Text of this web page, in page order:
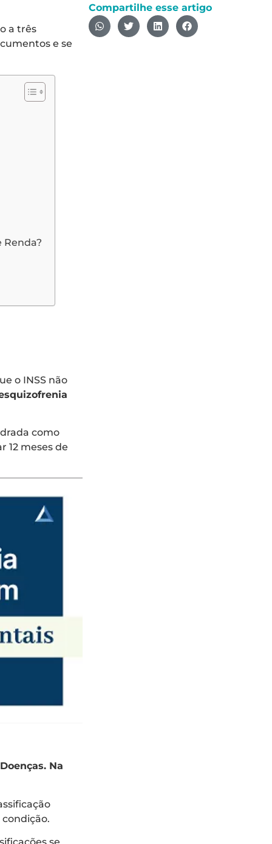
a três
e se
o INSS não
como
12 meses de
Na
Compartilhe esse artigo